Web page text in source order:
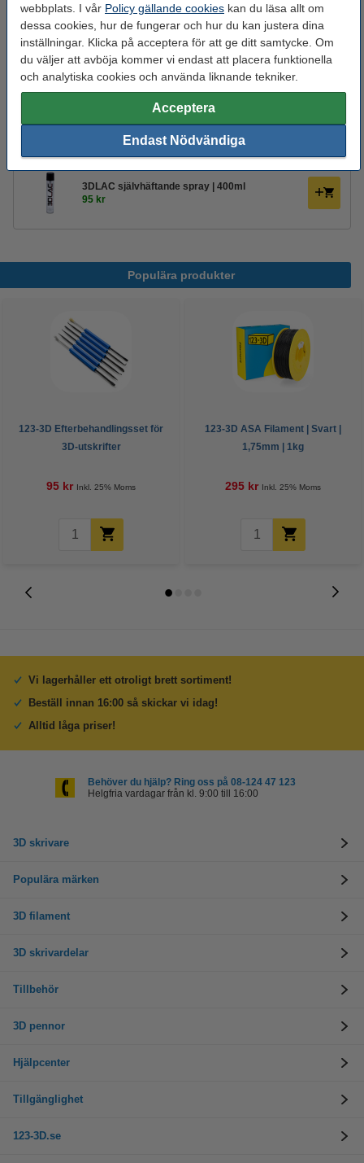
webbplats. I vår Policy gällande cookies kan du läsa allt om
dessa cookies, hur de fungerar och hur du kan justera dina
inställningar. Klicka på acceptera för att ge ditt samtycke. Om
du väljer att avböja kommer vi endast att placera funktionella
och analytiska cookies och använda liknande tekniker.
Acceptera
Endast Nödvändiga
Varumärke: 123-3D
Produktkod: DHM00153
Glöm inte att beställa!
123-3D Efterbehandlingsset för 3D-utskrifter
3DLAC självhäftande spray | 400ml
95 kr
Populära produkter
123-3D Efterbehandlingsset för
3D-utskrifter
95 kr Inkl. 25% Moms
123-3D ASA Filament | Svart |
1,75mm | 1kg
295 kr Inkl. 25% Moms
Vi lagerhåller ett otroligt brett sortiment!
Beställ innan 16:00 så skickar vi idag!
Alltid låga priser!
Behöver du hjälp? Ring oss på 08-124 47 123
Helgfria vardagar från kl. 9:00 till 16:00
3D skrivare
Populära märken
3D filament
3D skrivardelar
Tillbehör
3D pennor
Hjälpcenter
Tillgänglighet
123-3D.se